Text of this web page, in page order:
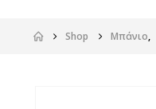
Shop Μπάνιο,